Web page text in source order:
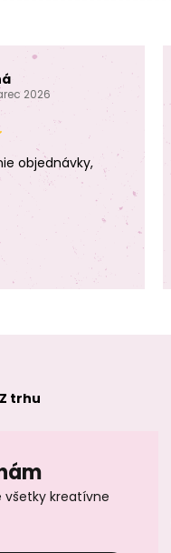
2026
objednávky,
trhu
všetky kreatívne